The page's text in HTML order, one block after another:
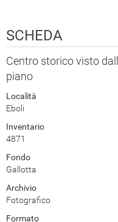
SCHEDA
Centro storico visto
piano
Località
Eboli
Inventario
4871
Fondo
Gallotta
Archivio
Fotografico
Formato